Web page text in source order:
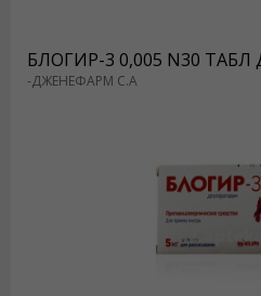
БЛОГИР-3 0,005 N30
-ДЖЕНЕФАРМ С.А